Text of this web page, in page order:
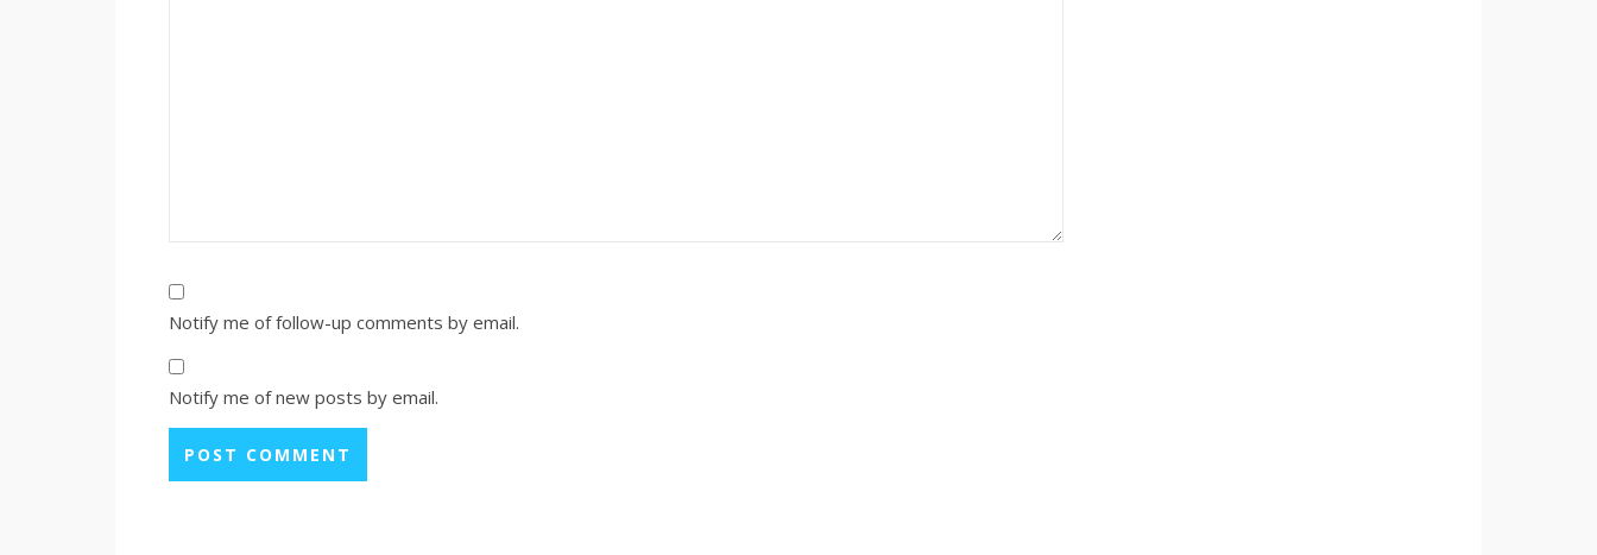
Notify me of follow-up comments by email.
Notify me of new posts by email.